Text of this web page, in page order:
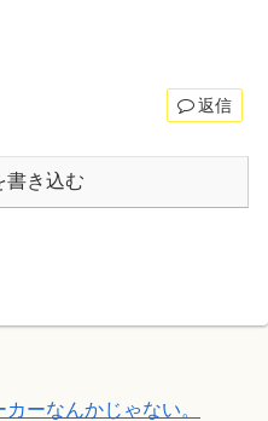
返信
書き込む
ーなんかじゃない。